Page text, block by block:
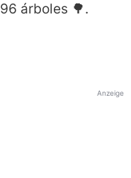
árboles 🌳.
Anzeige